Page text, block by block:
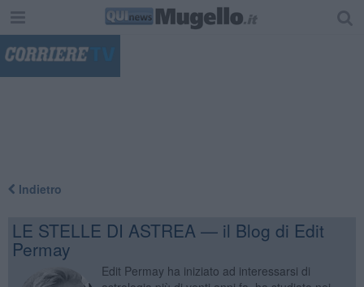
Indietro
LE STELLE DI ASTREA — il Blog di Edit
Permay
Edit Permay ha iniziato ad interessarsi di